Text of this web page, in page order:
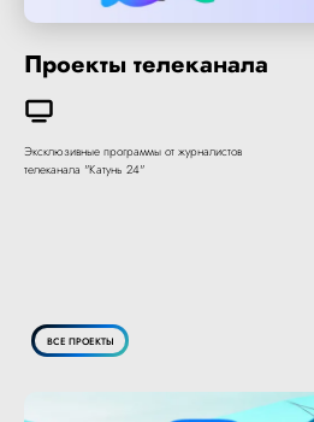
Проекты телеканала
Эксклюзивные программы от журналистов
телеканала "Катунь 24"
ВСЕ ПРОЕКТЫ